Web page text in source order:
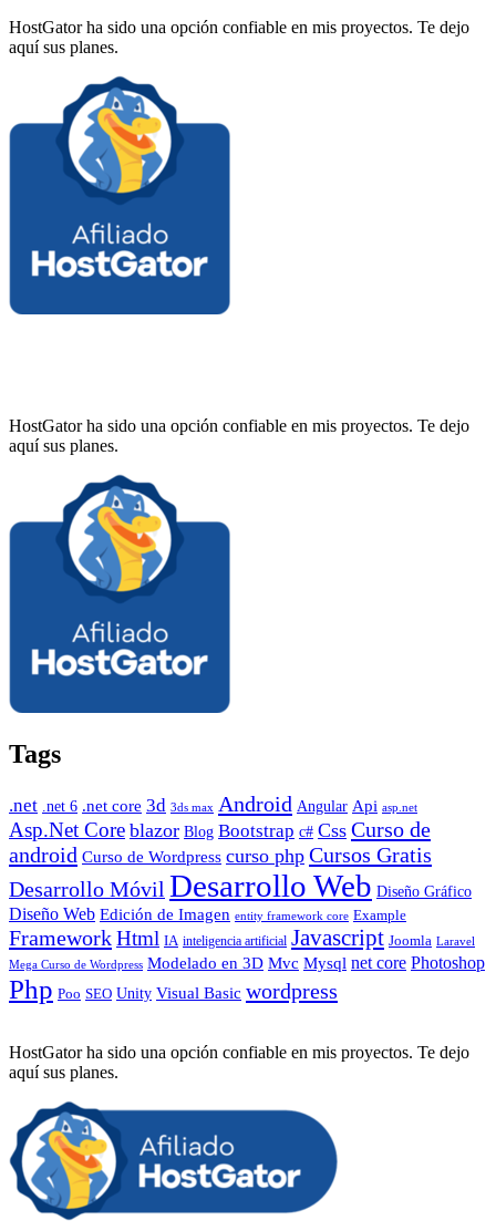
HostGator ha sido una opción confiable en mis proyectos. Te dejo
aquí sus planes.
HostGator ha sido una opción confiable en mis proyectos. Te dejo
aquí sus planes.
Tags
.net .net 6 .net core 3d 3ds max Android Angular Api asp.net
Asp.Net Core blazor Blog Bootstrap c# Css Curso de
android Curso de Wordpress curso php Cursos Gratis
Desarrollo Móvil Desarrollo Web Diseño Gráfico
Diseño Web Edición de Imagen entity framework core Example
FrameworkHtml IA inteligencia artificial Javascript Joomla Laravel
Mega Curso de Wordpress Modelado en 3D Mvc Mysql net core Photoshop
Php Poo SEO Unity Visual Basic wordpress
HostGator ha sido una opción confiable en mis proyectos. Te dejo
aquí sus planes.